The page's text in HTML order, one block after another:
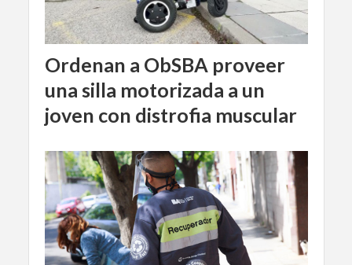
Ordenan a ObSBA proveer
una silla motorizada a un
joven con distrofia muscular